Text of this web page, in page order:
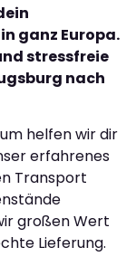
ganz Europa.
stressfreie
nach
helfen wir dir
erfahrenes
Transport
großen Wert
Lieferung.